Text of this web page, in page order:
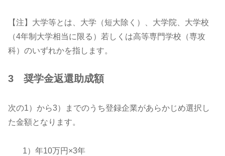
【注】大学等とは、大学（短大除く）、大学院、大学校
（4年制大学相当に限る）若しくは高等専門学校（専攻
科）のいずれかを指します。
3 奨学金返還助成額
次の1）から3）までのうち登録企業があらかじめ選択し
た金額となります。
1）年10万円×3年